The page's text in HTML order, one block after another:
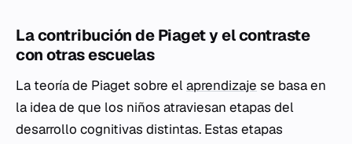
La contribución de Piaget y el contraste
con otras escuelas
La teoría de Piaget sobre elaprendizaje se basa en
la idea de que los niños atraviesan etapas del
desarrollo cognitivas distintas. Estas etapas